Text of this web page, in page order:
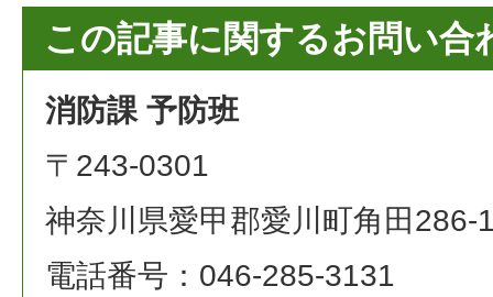
この記事に関するお問い合
消防課 予防班
〒243-0301
神奈川県愛甲郡愛川町角田286-
電話番号：046-285-3131